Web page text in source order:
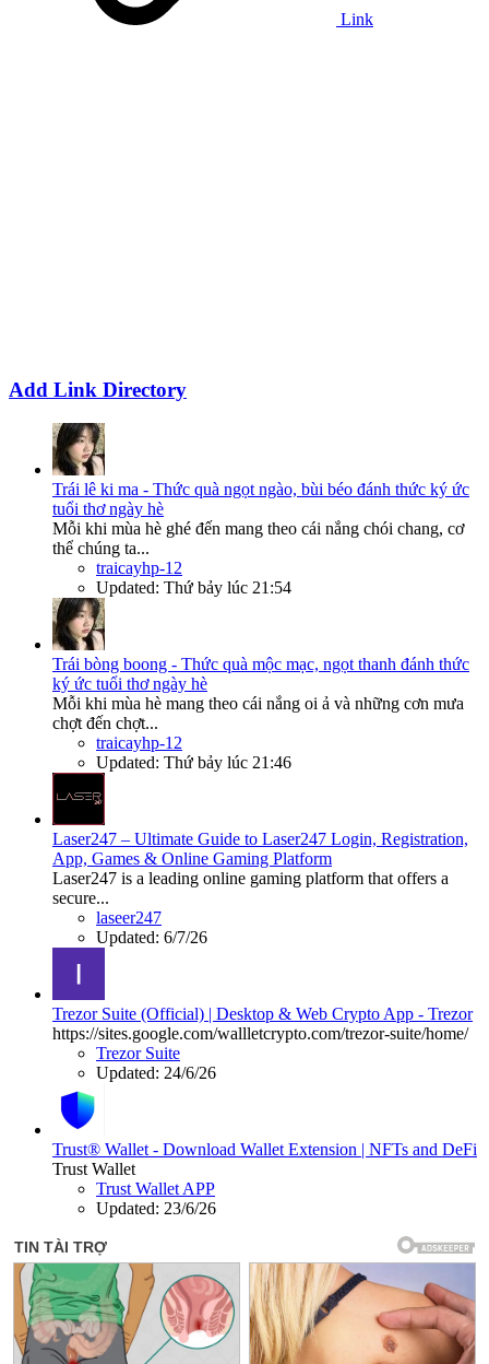
Link
Add Link Directory
Trái lê ki ma - Thức quà ngọt ngào, bùi béo đánh thức ký ức
tuổi thơ ngày hè
Mỗi khi mùa hè ghé đến mang theo cái nắng chói chang, cơ
thể chúng ta...
traicayhp-12
Updated: Thứ bảy lúc 21:54
Trái bòng boong - Thức quà mộc mạc, ngọt thanh đánh thức
ký ức tuổi thơ ngày hè
Mỗi khi mùa hè mang theo cái nắng oi ả và những cơn mưa
chợt đến chợt...
traicayhp-12
Updated: Thứ bảy lúc 21:46
Laser247 – Ultimate Guide to Laser247 Login, Registration,
App, Games & Online Gaming Platform
Laser247 is a leading online gaming platform that offers a
secure...
laseer247
Updated: 6/7/26
Trezor Suite (Official) | Desktop & Web Crypto App - Trezor
https://sites.google.com/wallletcrypto.com/trezor-suite/home/
Trezor Suite
Updated: 24/6/26
Trust® Wallet - Download Wallet Extension | NFTs and DeFi
Trust Wallet
Trust Wallet APP
Updated: 23/6/26